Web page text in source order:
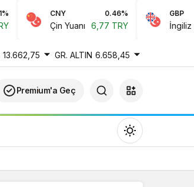
CNY 0.46%
Çin Yuanı 6,77 TRY
GBP
İngiliz
13.662,75 GR. ALTIN 6.658,45
Premium'a Geç